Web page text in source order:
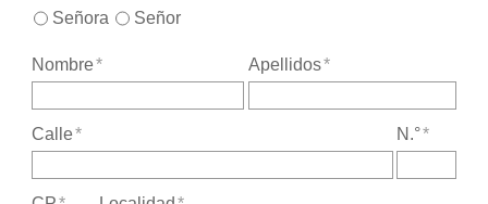
Señora
Señor
Nombre* Apellidos*
Calle* N.°*